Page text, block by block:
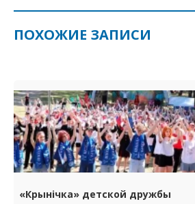
ПОХОЖИЕ ЗАПИСИ
«Крынічка» детской дружбы